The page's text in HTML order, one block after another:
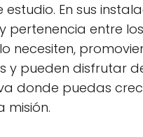
En sus
entre
necesiten,
y pueden disfrutar
donde puedas
misión.